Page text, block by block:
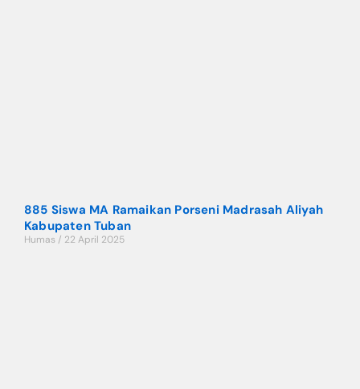
885 Siswa MA Ramaikan Porseni Madrasah Aliyah
Kabupaten Tuban
Humas 22 April 2025